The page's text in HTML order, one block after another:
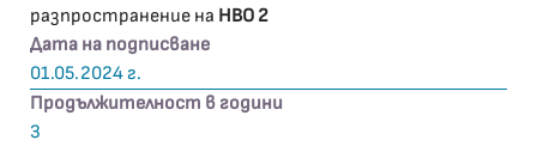
разпространение на HBO 2
Дата на подписване
01.05.2024 г.
Продължителност в години
3